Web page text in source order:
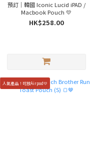
預訂｜韓國 Iconic Lucid iPAD /
Macbook Pouch 💛
HK$258.00
人氣產品！可放Airpod💛